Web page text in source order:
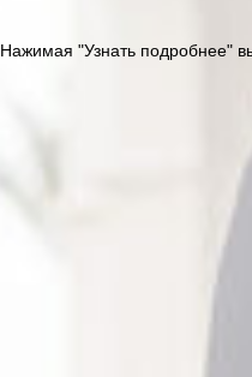
Нажимая "Узнать подробнее"